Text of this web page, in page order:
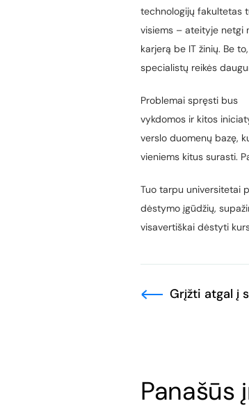
technologijų fakultetas
visiems – ateityje netgi
karjerą be IT žinių. Be
specialistų reikės
Problemai spręsti bus
vykdomos ir kitos
verslo duomenų bazę,
vieniems kitus surasti.
Tuo tarpu universitetai
dėstymo įgūdžių,
visavertiškai dėstyti
Grįžti atgal į
Panašūs